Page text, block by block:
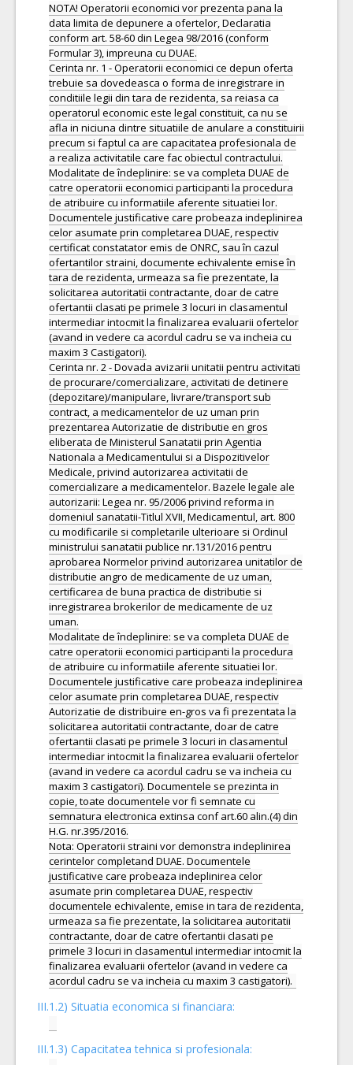
NOTA! Operatorii economici vor prezenta pana la
data limita de depunere a ofertelor, Declaratia
conform art. 58-60 din Legea 98/2016 (conform
Formular 3), impreuna cu DUAE.
Cerinta nr. 1 - Operatorii economici ce depun oferta
trebuie sa dovedeasca o forma de inregistrare in
conditiile legii din tara de rezidenta, sa reiasa ca
operatorul economic este legal constituit, ca nu se
afla in niciuna dintre situatiile de anulare a constituirii
precum si faptul ca are capacitatea profesionala de
a realiza activitatile care fac obiectul contractului.
Modalitate de îndeplinire: se va completa DUAE de
catre operatorii economici participanti la procedura
de atribuire cu informatiile aferente situatiei lor.
Documentele justificative care probeaza indeplinirea
celor asumate prin completarea DUAE, respectiv
certificat constatator emis de ONRC, sau în cazul
ofertantilor straini, documente echivalente emise în
tara de rezidenta, urmeaza sa fie prezentate, la
solicitarea autoritatii contractante, doar de catre
ofertantii clasati pe primele 3 locuri in clasamentul
intermediar intocmit la finalizarea evaluarii ofertelor
(avand in vedere ca acordul cadru se va incheia cu
maxim 3 Castigatori).
Cerinta nr. 2 - Dovada avizarii unitatii pentru activitati
de procurare/comercializare, activitati de detinere
(depozitare)/manipulare, livrare/transport sub
contract, a medicamentelor de uz uman prin
prezentarea Autorizatie de distributie en gros
eliberata de Ministerul Sanatatii prin Agentia
Nationala a Medicamentului si a Dispozitivelor
Medicale, privind autorizarea activitatii de
comercializare a medicamentelor. Bazele legale ale
autorizarii: Legea nr. 95/2006 privind reforma in
domeniul sanatatii-Titlul XVII, Medicamentul, art. 800
cu modificarile si completarile ulterioare si Ordinul
ministrului sanatatii publice nr.131/2016 pentru
aprobarea Normelor privind autorizarea unitatilor de
distributie angro de medicamente de uz uman,
certificarea de buna practica de distributie si
inregistrarea brokerilor de medicamente de uz
uman.
Modalitate de îndeplinire: se va completa DUAE de
catre operatorii economici participanti la procedura
de atribuire cu informatiile aferente situatiei lor.
Documentele justificative care probeaza indeplinirea
celor asumate prin completarea DUAE, respectiv
Autorizatie de distribuire en-gros va fi prezentata la
solicitarea autoritatii contractante, doar de catre
ofertantii clasati pe primele 3 locuri in clasamentul
intermediar intocmit la finalizarea evaluarii ofertelor
(avand in vedere ca acordul cadru se va incheia cu
maxim 3 castigatori). Documentele se prezinta in
copie, toate documentele vor fi semnate cu
semnatura electronica extinsa conf art.60 alin.(4) din
H.G. nr.395/2016.
Nota: Operatorii straini vor demonstra indeplinirea
cerintelor completand DUAE. Documentele
justificative care probeaza indeplinirea celor
asumate prin completarea DUAE, respectiv
documentele echivalente, emise in tara de rezidenta,
urmeaza sa fie prezentate, la solicitarea autoritatii
contractante, doar de catre ofertantii clasati pe
primele 3 locuri in clasamentul intermediar intocmit la
finalizarea evaluarii ofertelor (avand in vedere ca
III.1.2) Situatia economica si financiara:
III.1.3) Capacitatea tehnica si profesionala: